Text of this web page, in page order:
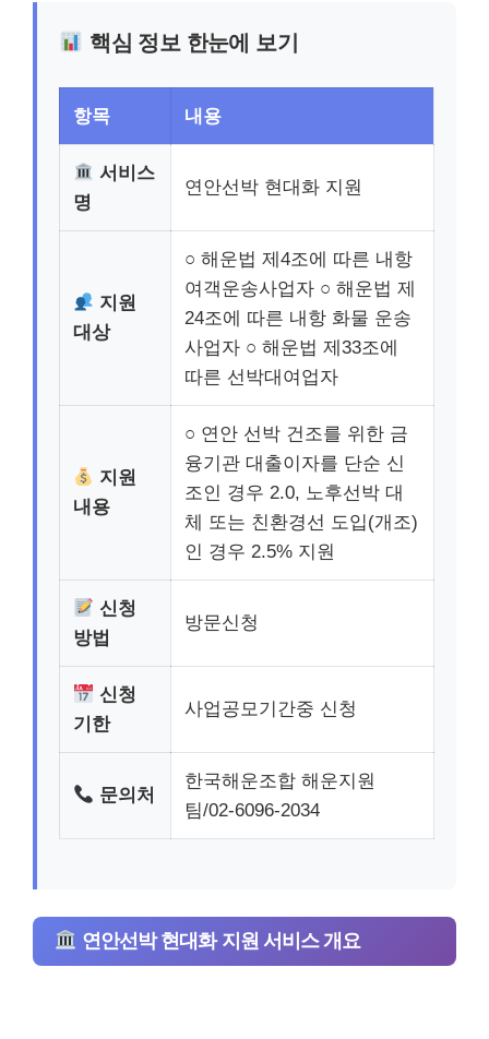
핵심 정보 한눈에 보기
항목 내용
서비스
명
연안선박 현대화 지원
지원
대상
○ 해운법 제4조에 따른 내항
여객운송사업자 ○ 해운법 제
24조에 따른 내항 화물 운송
사업자 ○ 해운법 제33조에
따른 선박대여업자
지원
내용
○ 연안 선박 건조를 위한 금
융기관 대출이자를 단순 신
조인 경우 2.0, 노후선박 대
체 또는 친환경선 도입(개조)
인 경우 2.5% 지원
신청
방법
방문신청
신청
기한
사업공모기간중 신청
문의처
한국해운조합 해운지원
팀/02-6096-2034
연안선박 현대화 지원 서비스 개요